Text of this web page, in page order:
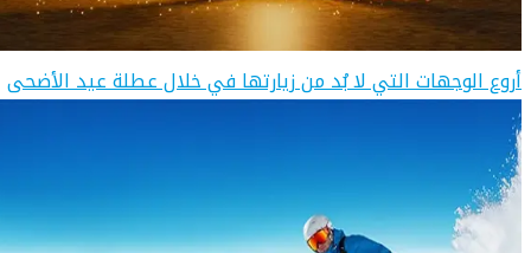
أروع الوجهات التي لا بُد من زيارتها في خلال عطلة عيد الأضحى